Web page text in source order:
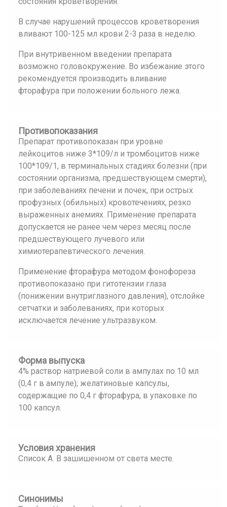
В случае нарушений процессов кроветворения
вливают 100-125 мл крови 2-3 раза в неделю.
При внутривенном введении препарата
возможно головокружение. Во избежание этого
рекомендуется производить вливание
фторафура при положении больного лежа.
Противопоказания
Препарат противопоказан при уровне
лейкоцитов ниже 3*109/л и тромбоцитов ниже
100*109/1, в терминальных стадиях болезни (при
состоянии организма, предшествующем смерти),
при заболеваниях печени и почек, при острых
профузных (обильных) кровотечениях, резко
выраженных анемиях. Применение препарата
допускается не ранее чем через месяц после
предшествующего лучевого или
химиотерапевтического лечения.
Применение фторафура методом фонофореза
противопоказано при гитотензии глаза
(понижении внутриглазного давления), отслойке
сетчатки и заболеваниях, при которых
исключается лечение ультразвуком.
Форма выпуска
4% раствор натриевой соли в ампулах по 10 мл
(0,4 г в ампуле); желатиновые капсулы,
содержащие по 0,4 г фторафура, в упаковке по
100 капсул.
Условия хранения
Список А. В зашишенном от света месте.
Синонимы